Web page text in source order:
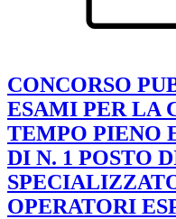
CONCORSO
ESAMI PER LA
TEMPO PIENO
DI N. 1 POSTO
OPERATORI